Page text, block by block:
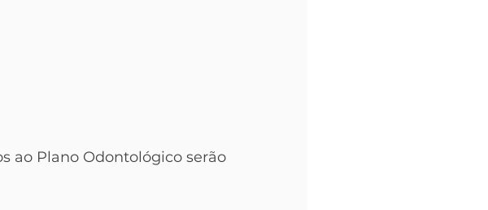
ao Plano Odontológico serão